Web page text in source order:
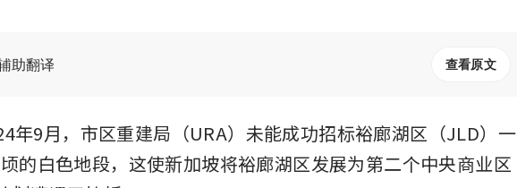
助翻译 查看原文
年9月，市区重建局（URA）未能成功招标裕廊湖区（JLD）一
的白色地段，这使新加坡将裕廊湖区发展为第二个中央商业区